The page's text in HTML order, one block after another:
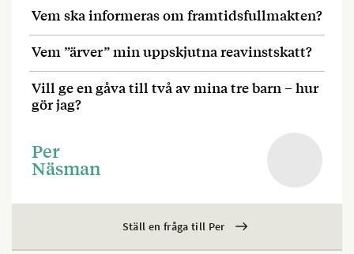
Vem ska informeras om framtidsfullmakten?
Vem ”ärver” min uppskjutna reavinstskatt?
Vill ge en gåva till två av mina tre barn – hur
gör jag?
Per
Näsman
Ställ en fråga till Per